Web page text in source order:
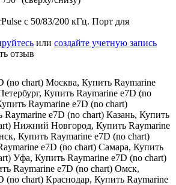
с 50/83/200 кГц. Порт для
или создайте учетную запись
отзыв
(no chart) Москва, Купить Raymarine
, Купить Raymarine e7D (no
Raymarine e7D (no chart)
Raymarine e7D (no chart) Казань, Купить
Нижний Новгород, Купить Raymarine
, Купить Raymarine e7D (no chart)
e7D (no chart) Самара, Купить
Уфа, Купить Raymarine e7D (no chart)
Raymarine e7D (no chart) Омск,
(no chart) Краснодар, Купить Raymarine